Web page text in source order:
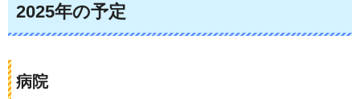
2025年の予定
病院